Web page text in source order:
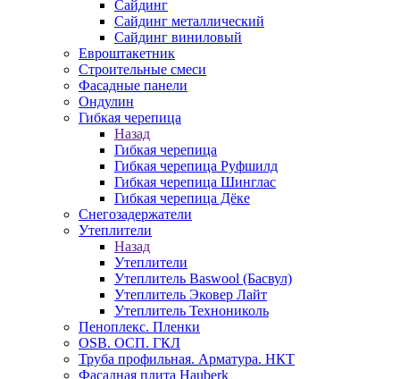
Сайдинг
Сайдинг металлический
Сайдинг виниловый
Евроштакетник
Строительные смеси
Фасадные панели
Ондулин
Гибкая черепица
Назад
Гибкая черепица
Гибкая черепица Руфшилд
Гибкая черепица Шинглас
Гибкая черепица Дёке
Снегозадержатели
Утеплители
Назад
Утеплители
Утеплитель Baswool (Басвул)
Утеплитель Эковер Лайт
Утеплитель Технониколь
Пеноплекс. Пленки
OSB. ОСП. ГКЛ
Труба профильная. Арматура. НКТ
Фасадная плита Hauberk